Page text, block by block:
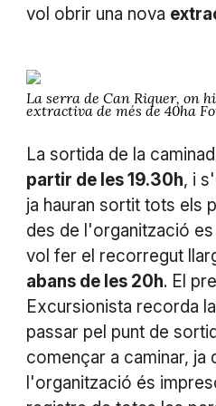
vol obrir una nova
La serra de Can Riquer, on
extractiva de més de 40ha
La sortida de la
partir de les 19.30h, i
ja hauran sortit tots els
des de l'organització
vol fer el recorregut
abans de les 20h. El
Excursionista recorda
passar pel punt de
començar a caminar, ja
l'organització és